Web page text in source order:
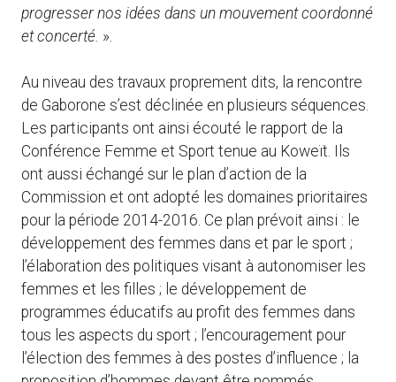
progresser nos idées dans un mouvement coordonné
et concerté. ».
Au niveau des travaux proprement dits, la rencontre
de Gaborone s’est déclinée en plusieurs séquences.
Les participants ont ainsi écouté le rapport de la
Conférence Femme et Sport tenue au Koweït. Ils
ont aussi échangé sur le plan d’action de la
Commission et ont adopté les domaines prioritaires
pour la période 2014-2016. Ce plan prévoit ainsi : le
développement des femmes dans et par le sport ;
l’élaboration des politiques visant à autonomiser les
femmes et les filles ; le développement de
programmes éducatifs au profit des femmes dans
tous les aspects du sport ; l’encouragement pour
l’élection des femmes à des postes d’influence ; la